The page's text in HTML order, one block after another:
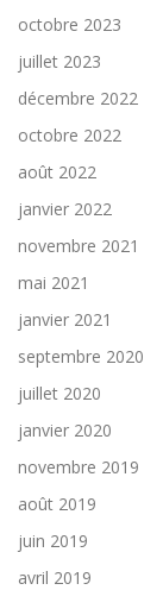
octobre 2023
juillet 2023
décembre 2022
octobre 2022
août 2022
janvier 2022
novembre 2021
mai 2021
janvier 2021
septembre 2020
juillet 2020
janvier 2020
novembre 2019
août 2019
juin 2019
avril 2019